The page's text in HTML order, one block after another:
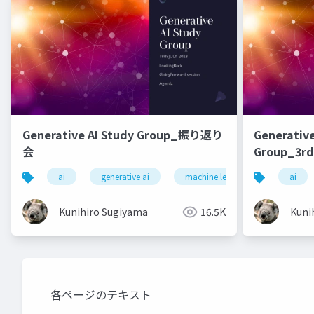
Generative AI Study Group_振り返り
会
ai generative ai machine learning deep
Kunihiro Sugiyama 16.5K
ai
各ページのテキスト